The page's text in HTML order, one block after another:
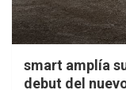
smart amplía
debut del